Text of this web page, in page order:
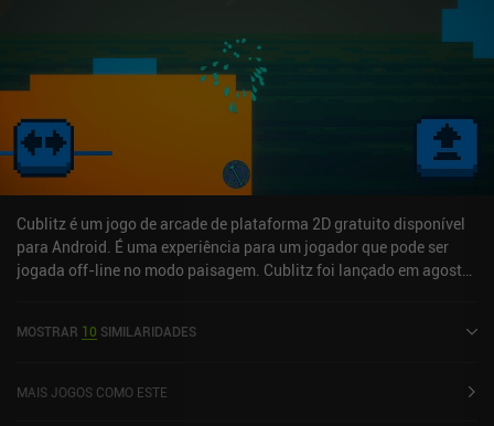
tudo é perfeito. Embora os inimigos pareçam variados, eles têm
classificação on-line parece uma oportunidade perdida. O Dino
Quake é um jogo premium que custa US$ 2,99 no Android e US$
3,99 no iOS. E o tema nostálgico e a capacidade de reprodução de
fliperama fazem dele um retrocesso agradável.
Cublitz é um jogo de arcade de plataforma 2D gratuito disponível
para Android. É uma experiência para um jogador que pode ser
jogada off-line no modo paisagem. Cublitz foi lançado em agosto
MOSTRAR 10 SIMILARIDADES
MAIS JOGOS COMO ESTE